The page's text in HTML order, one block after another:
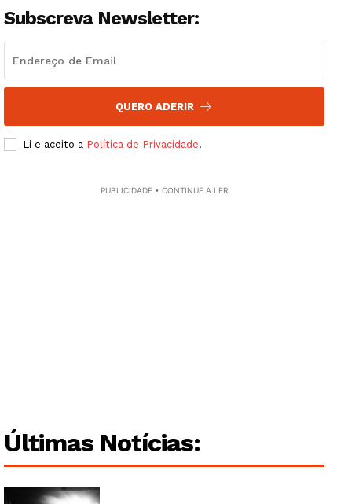
Institucional
Artigos
Subscreva Newsletter:
QUERO ADERIR
Li e aceito a Política de Privacidade.
PUBLICIDADE • CONTINUE A LER
Últimas Notícias: